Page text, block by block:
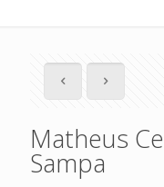
Matheus
Sampa